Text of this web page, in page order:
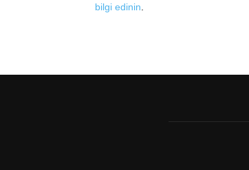
bilgi edinin